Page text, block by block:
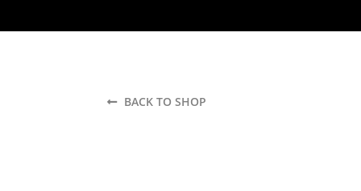
BACK TO SHOP